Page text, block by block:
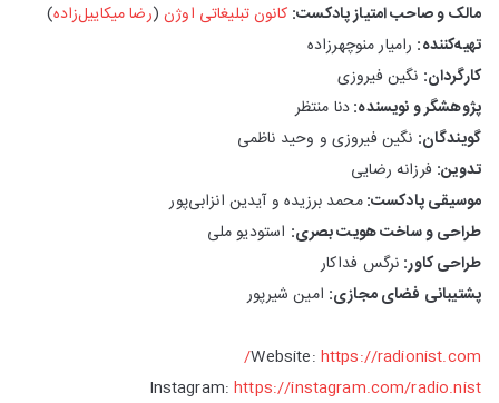
مالک و صاحب امتیاز پادکست: کانون تبلیغاتی اوژن(رضا میکاییل‌زاده)
تهیه‌کننده: رامیار منوچهرزاده
کارگردان: نگین فیروزی
پژوهشگر و نویسنده:دنا منتظر
گویندگان: نگین فیروزی و وحید ناظمی
تدوین: فرزانه رضایی
موسیقی پادکست:محمد برزیده و آیدین انزابی‌پور
طراحی و ساخت هویت بصری: استودیو ملی
طراحی کاور: نرگس فداکار
پشتیبانی فضای مجازی: امین شیرپور
Website: https://radionist.com/
Instagram:https://instagram.com/radio.nist